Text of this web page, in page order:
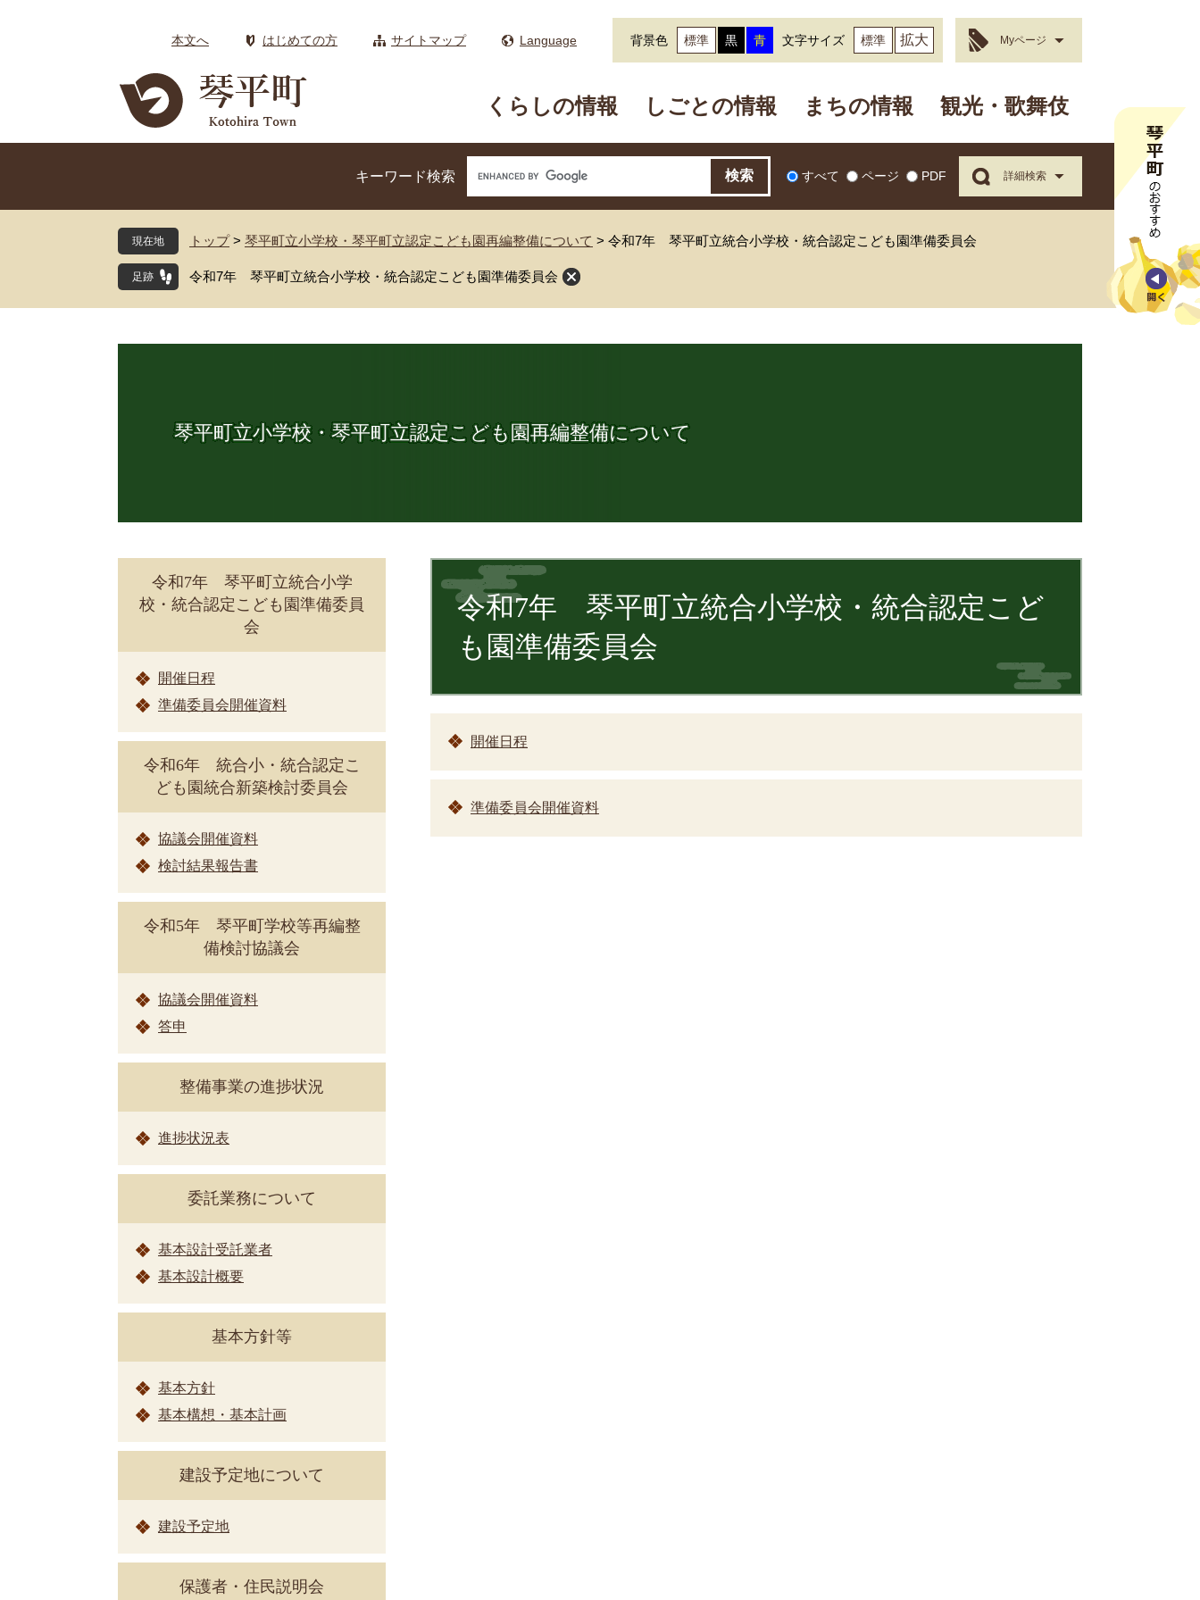
本文へ はじめての方 サイトマップ Language 背景色 標準 黒 青 文字サイズ 標準 拡大 Myページ
くらしの情報 しごとの情報 まちの情報 観光・歌舞伎
キーワード検索 すべて ページ PDF 詳細検索
現在地 トップ > 琴平町立小学校・琴平町立認定こども園再編整備について > 令和7年 琴平町立統合小学校・統合認定こども園準備委員会
令和7年 琴平町立統合小学校・統合認定こども園準備委員会
琴平町立小学校・琴平町立認定こども園再編整備について
文
令和7年 琴平町立統合小学校・統合認定こど
も園準備委員会
開催日程
準備委員会開催資料
令和7年 琴平町立統合小学
校・統合認定こども園準備委員
会
開催日程
準備委員会開催資料
令和6年 統合小・統合認定こ
ども園統合新築検討委員会
協議会開催資料
検討結果報告書
令和5年 琴平町学校等再編整
備検討協議会
協議会開催資料
答申
整備事業の進捗状況
進捗状況表
委託業務について
基本設計受託業者
基本設計概要
基本方針等
基本方針
基本構想・基本計画
建設予定地について
建設予定地
保護者・住民説明会